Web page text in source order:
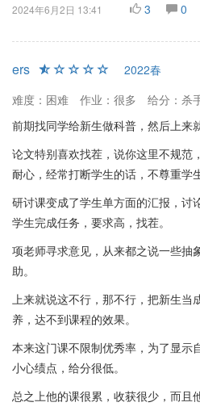
2024年6月2日 13:41 3 0
ers
2022春
难度：困难
作业：很多 给分：杀
前期找同学给新生做科普，然后上来
论文特别喜欢找茬，说你这里不规范
耐心，经常打断学生的话，不尊重学生
研讨课变成了学生单方面的汇报，讨
学生完成任务，要求高，找茬。
项老师寻求意见，从来都之说一些抽
助。
上来就说这不行，那不行，把新生当
养，达不到课程的效果。
本来这门课不限制优秀率，为了显示
小心绩点，给分很低。
总之上他的课很累，收获很少，而且